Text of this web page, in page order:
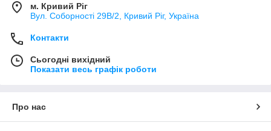
м. Кривий Ріг
Вул. Соборності 29В/2, Кривий Ріг, Україна
Контакти
Сьогодні вихідний
Показати весь графік роботи
Про нас